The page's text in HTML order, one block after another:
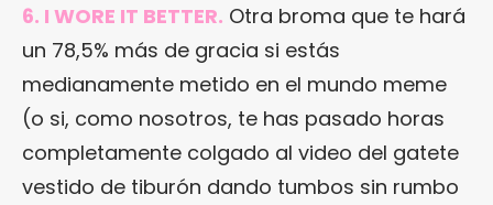
6. I WORE IT BETTER. Otra broma que te hará
un 78,5% más de gracia si estás
medianamente metido en el mundo meme
(o si, como nosotros, te has pasado horas
completamente colgado al video del gatete
vestido de tiburón dando tumbos sin rumbo